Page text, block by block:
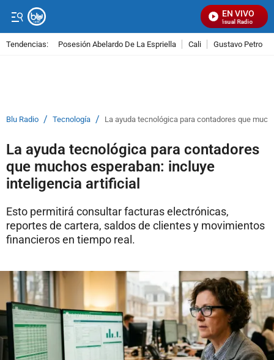
EN VIVO
Señal Visual Radio
Tendencias: Posesión Abelardo De La Espriella Cali Gustavo Petro
Blu Radio / Tecnología / La ayuda tecnológica para contadores que
La ayuda tecnológica para contadores
que muchos esperaban: incluye
inteligencia artificial
Esto permitirá consultar facturas electrónicas,
reportes de cartera, saldos de clientes y movimientos
financieros en tiempo real.